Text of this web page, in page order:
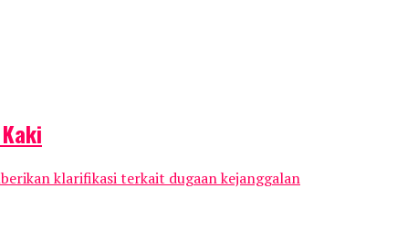
klarifikasi terkait dugaan kejanggalan